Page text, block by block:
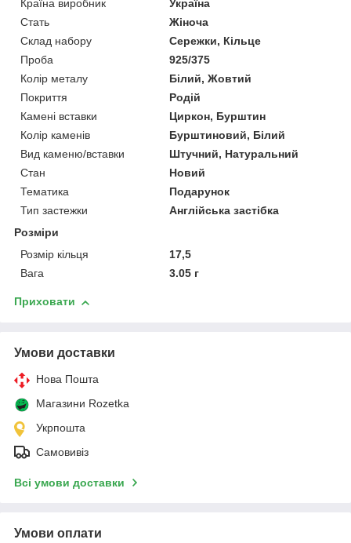
Країна виробник
Україна
Стать
Жіноча
Склад набору
Сережки, Кільце
Проба
925/375
Колір металу
Білий, Жовтий
Покриття
Родій
Камені вставки
Циркон, Бурштин
Колір каменів
Бурштиновий, Білий
Вид каменю/вставки
Штучний, Натуральний
Стан
Новий
Тематика
Подарунок
Тип застежки
Англійська застібка
Розміри
Розмір кільця
17,5
Вага
3.05 г
Приховати
Умови доставки
Нова Пошта
Магазини Rozetka
Укрпошта
Самовивіз
Всі умови доставки
Умови оплати